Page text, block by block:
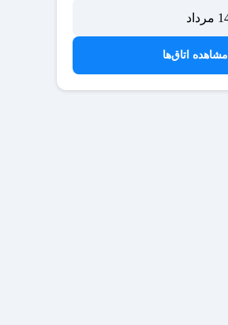
مشاهده اتاق‌ها